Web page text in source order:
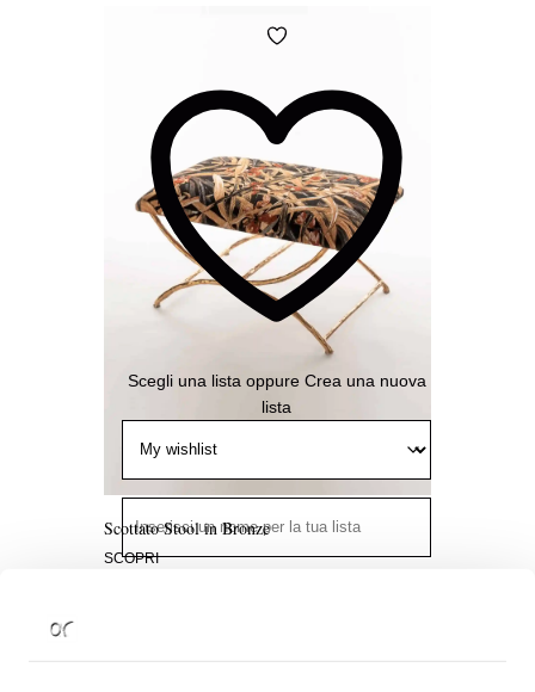
- Solo chi ha il link può
Privata- Solo tu puoi visualizzarla
Aggiungi
alla
Wishlist
Wishlist
Scegli una lista oppure Crea una nuova
lista
Scottato Stool in Bronze
SCOPRI